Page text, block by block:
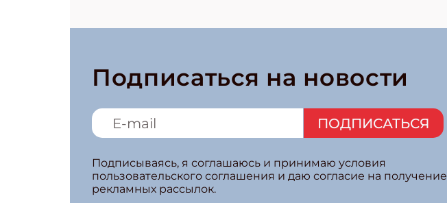
Подписаться на новости
ПОДПИСАТЬСЯ
Подписываясь, я соглашаюсь и принимаю условия
пользовательского соглашения и даю согласие на получение
рекламных рассылок.